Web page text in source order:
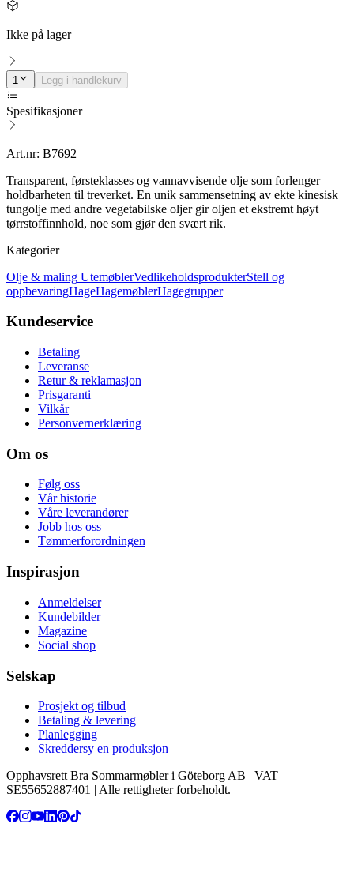
Ikke på lager
1 Legg i handlekurv
Spesifikasjoner
Art.nr: B7692
Transparent, førsteklasses og vannavvisende olje som forlenger
holdbarheten til treverket. En unik sammensetning av ekte kinesisk
tungolje med andre vegetabilske oljer gir oljen et ekstremt høyt
tørrstoffinnhold, noe som gjør den svært rik.
Kategorier
Olje & maling UtemøblerVedlikeholdsprodukterStell og
oppbevaringHageHagemøblerHagegrupper
Kundeservice
Betaling
Leveranse
Retur & reklamasjon
Prisgaranti
Vilkår
Personvernerklæring
Om os
Følg oss
Vår historie
Våre leverandører
Jobb hos oss
Tømmerforordningen
Inspirasjon
Anmeldelser
Kundebilder
Magazine
Social shop
Selskap
Prosjekt og tilbud
Betaling & levering
Planlegging
Skreddersy en produksjon
Opphavsrett Bra Sommarmøbler i Göteborg AB | VAT
SE55652887401 | Alle rettigheter forbeholdt.